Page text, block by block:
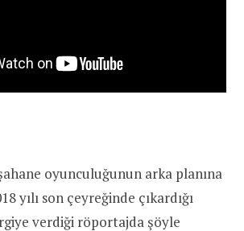
oyunculuğunun arka planına
yılı son çeyreğinde çıkardığı
verdiği röportajda şöyle